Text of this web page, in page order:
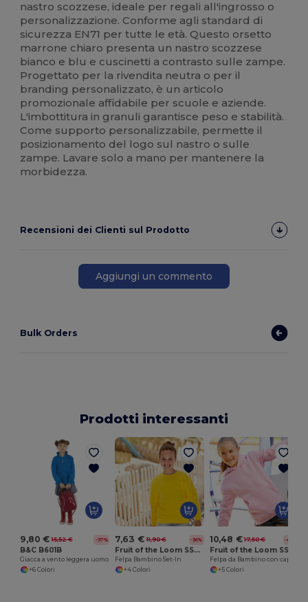
nastro scozzese, ideale per regali all'ingrosso o
personalizzazione. Conforme agli standard di
sicurezza EN71 per tutte le età. Questo orsetto
marrone chiaro presenta un nastro scozzese
bianco e blu e cuscinetti a contrasto sulle zampe.
Progettato per la rivendita neutra o per il
branding personalizzato, è un articolo
promozionale affidabile per scuole e aziende.
L'imbottitura in granuli garantisce peso e stabilità.
Come supporto personalizzabile, permette il
posizionamento del logo sul nastro o sulle
zampe. Lavare solo a mano per mantenere la
morbidezza.
Recensioni dei Clienti sul Prodotto
Aggiungi un commento
Bulk Orders
Prodotti interessanti
9,80 € 15,52 € -37%
B&C B601B
Giacca a vento leggera uomo
+6 Colori
7,63 € 11,90 € -36%
Fruit of the Loom SS201
Felpa Bambino Set-In
+4 Colori
10,48 € 17,50 € -40%
+5 Colori